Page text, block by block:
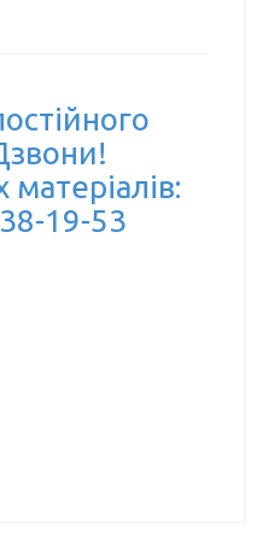
матеріалів:
19-53